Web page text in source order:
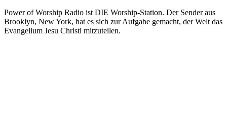
Power of Worship Radio ist DIE Worship-Station. Der Sender aus
Brooklyn, New York, hat es sich zur Aufgabe gemacht, der Welt das
Evangelium Jesu Christi mitzuteilen.